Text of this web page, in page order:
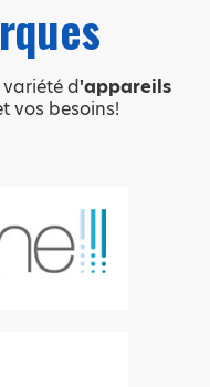
d'appareils
vos besoins!